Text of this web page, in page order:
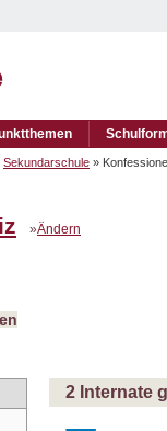
Sekundarschule »
»Ändern
2 Internate